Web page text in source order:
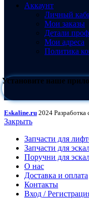
Аккаунт
Личный
Мои заказы
Детали
Мои адреса
Политика
Установите наше
Eskaline.ru 2024 Разработка
Закрыть
Запчасти для
Запчасти для
Поручни для
О нас
Доставка и оплата
Контакты
Вход /